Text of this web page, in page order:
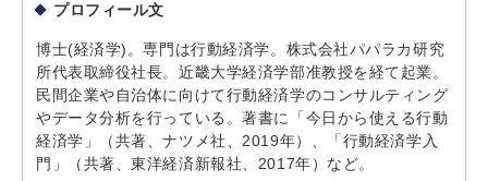
プロフィール文
博士(経済学)。専門は行動経済学。株式会社パパラカ研究
所代表取締役社長。近畿大学経済学部准教授を経て起業。
民間企業や自治体に向けて行動経済学のコンサルティング
やデータ分析を行っている。著書に「今日から使える行動
経済学」（共著、ナツメ社、2019年）、「行動経済学入
門」（共著、東洋経済新報社、2017年）など。